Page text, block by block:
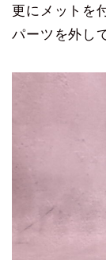
更にメットを
パーツを外し